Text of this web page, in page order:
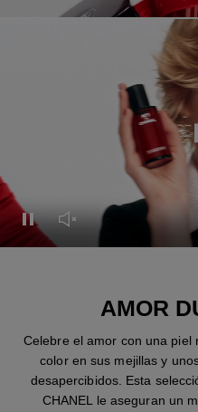
Pausar el vídeoActivar el sonido del
AMOR
Celebre el amor con una piel
color en sus mejillas y
desapercibidos. Esta
CHANEL le aseguran un